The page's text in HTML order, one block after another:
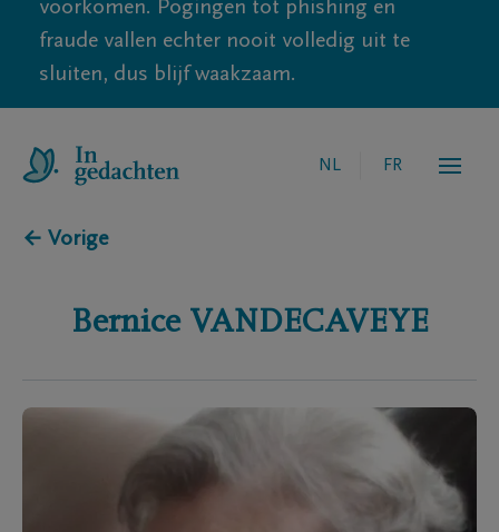
voorkomen. Pogingen tot phishing en
fraude vallen echter nooit volledig uit te
sluiten, dus blijf waakzaam.
NL FR
← Vorige
Bernice VANDECAVEYE